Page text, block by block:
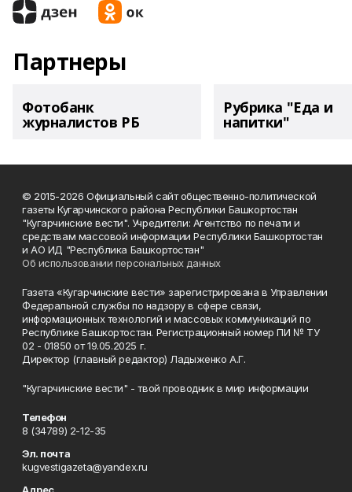
Партнеры
Фотобанк
журналистов РБ
Рубрика "Еда и
напитки"
© 2015-2026 Официальный сайт общественно-политической
газеты Кугарчинского района Республики Башкортостан
"Кугарчинские вести". Учредители: Агентство по печати и
средствам массовой информации Республики Башкортостан
и АО ИД "Республика Башкортостан"
Об использовании персональных данных
Газета «Кугарчинские вести» зарегистрирована в Управлении
Федеральной службы по надзору в сфере связи,
информационных технологий и массовых коммуникаций по
Республике Башкортостан. Регистрационный номер ПИ № ТУ
02 - 01850 от 19.05.2025 г.
Директор (главный редактор) Ладыженко А.Г.
"Кугарчинские вести" - твой проводник в мир информации
Телефон
8 (34789) 2-12-35
Эл. почта
kugvestigazeta@yandex.ru